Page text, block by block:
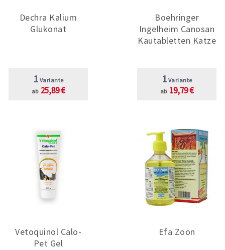
Dechra Kalium
Glukonat
1 Variante
ab 25,89 €
Boehringer
Ingelheim Canosan
Kautabletten Katze
1 Variante
ab 19,79 €
Vetoquinol Calo-
Pet Gel
Efa Zoon